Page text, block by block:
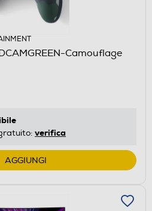
Camouflage
verifica
AGGIUNGI